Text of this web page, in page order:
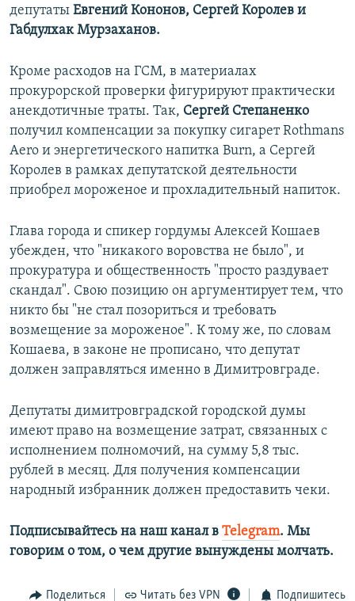
депутаты Евгений Кононов, Сергей Королев и
Габдулхак Мурзаханов.
Кроме расходов на ГСМ, в материалах
прокурорской проверки фигурируют практически
анекдотичные траты. Так, Сергей Степаненко
получил компенсации за покупку сигарет Rothmans
Aero и энергетического напитка Burn, а Сергей
Королев в рамках депутатской деятельности
приобрел мороженое и прохладительный напиток.
Глава города и спикер гордумы Алексей Кошаев
убежден, что "никакого воровства не было", и
прокуратура и общественность "просто раздувает
скандал". Свою позицию он аргументирует тем, что
никто бы "не стал позориться и требовать
возмещение за мороженое". К тому же, по словам
Кошаева, в законе не прописано, что депутат
должен заправляться именно в Димитровграде.
Депутаты димитровградской городской думы
имеют право на возмещение затрат, связанных с
исполнением полномочий, на сумму 5,8 тыс.
рублей в месяц. Для получения компенсации
народный избранник должен предоставить чеки.
Подписывайтесь на наш канал в Telegram. Мы
говорим о том, о чем другие вынуждены молчать.
Поделиться Читать без VPN Подпишитесь